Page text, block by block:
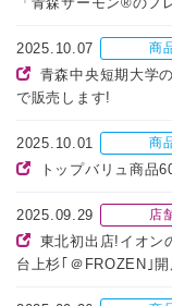
2025.10.07 商
青森中央短期大学
で販売します!
2025.10.01 商
トップバリュ商品
2025.09.29 店
東北初出店!イオン
台上杉｢＠FROZEN｣開